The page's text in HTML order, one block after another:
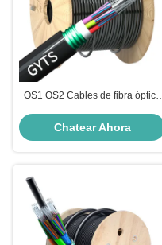
OS1 OS2 Cables de fibra óptica
Chatear Ahora